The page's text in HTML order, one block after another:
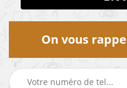
On vous